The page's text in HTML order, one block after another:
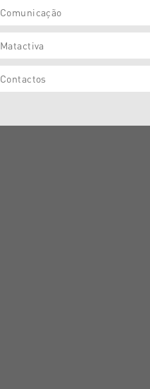
Comunicação
Matactiva
Contactos